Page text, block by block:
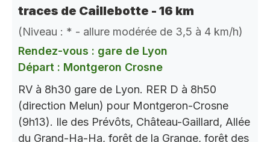
traces de Caillebotte - 16 km
(Niveau : * - allure modérée de 3,5 à 4 km/h)
Rendez-vous : gare de Lyon
Départ : Montgeron Crosne
RV à 8h30 gare de Lyon. RER D à 8h50
(direction Melun) pour Montgeron-Crosne
(9h13). Ile des Prévôts, Château-Gaillard, Allée
du Grand-Ha-Ha, forêt de la Grange, forêt des